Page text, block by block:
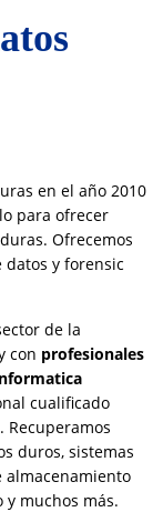
en el año 2010
para ofrecer
Ofrecemos
y forensic
de la
con profesionales
cualificado
Recuperamos
duros, sistemas
almacenamiento
y muchos más.